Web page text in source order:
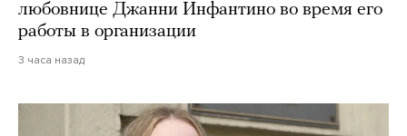
любовнице Джанни Инфантино во время его
работы в организации
3 часа назад